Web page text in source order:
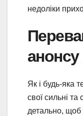
недоліки
анонсу
Як і будь-яка
свої сильні та
детально, щоб